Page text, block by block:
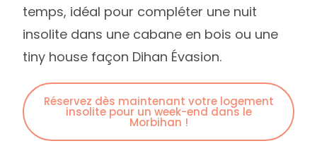
temps, idéal pour compléter une nuit
insolite dans une cabane en bois ou une
tiny house façon Dihan Évasion.
Réservez dès maintenant votre logement
insolite pour un week-end dans le
Morbihan !